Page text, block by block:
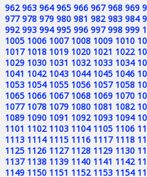
962 963 964 965 966 967 968 969
977 978 979 980 981 982 983 984
992 993 994 995 996 997 998 999
1005 1006 1007 1008 1009 1010
1017 1018 1019 1020 1021 1022
1029 1030 1031 1032 1033 1034
1041 1042 1043 1044 1045 1046
1053 1054 1055 1056 1057 1058
1065 1066 1067 1068 1069 1070
1077 1078 1079 1080 1081 1082
1089 1090 1091 1092 1093 1094
1101 1102 1103 1104 1105 1106
1113 1114 1115 1116 1117 1118
1125 1126 1127 1128 1129 1130
1137 1138 1139 1140 1141 1142
1149 1150 1151 1152 1153 1154